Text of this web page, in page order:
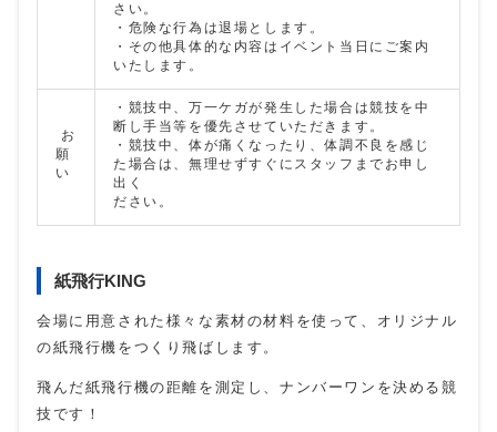
さい。
・危険な行為は退場とします。
・その他具体的な内容はイベント当日にご案内
いたします。
お
願
い
・競技中、万一ケガが発生した場合は競技を中
断し手当等を優先させていただきます。
・競技中、体が痛くなったり、体調不良を感じ
た場合は、無理せずすぐにスタッフまでお申し
出く
ださい。
紙飛行KING
会場に用意された様々な素材の材料を使って、オリジナル
の紙飛行機をつくり飛ばします。
飛んだ紙飛行機の距離を測定し、ナンバーワンを決める競
技です！